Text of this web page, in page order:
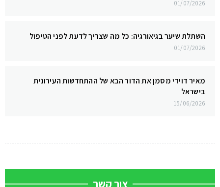
01/07/2026
השתלת שיער בגיאורגיה: כל מה שצריך לדעת לפני הטיפול
01/07/2026
מאיר דוידי מסמן את הדור הבא של ההתחדשות העירונית
בישראל
15/06/2026
צור קשר